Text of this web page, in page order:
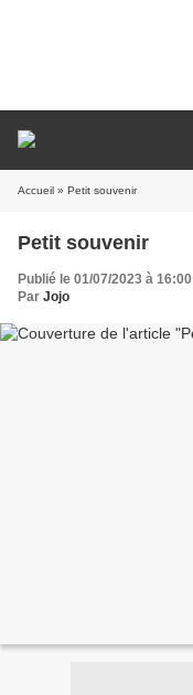
Accueil » Petit souvenir
Petit souvenir
Publié le 01/07/2023 à 16:00
Par Jojo